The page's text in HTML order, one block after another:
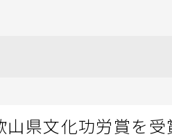
山県文化功労賞を受